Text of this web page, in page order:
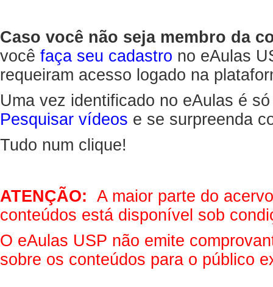
Caso você não seja membro da
você faça seu cadastro no eAulas
requeiram acesso logado na
Uma vez identificado no eAulas é
Pesquisar vídeos e se surpreenda
Tudo num clique!
ATENÇÃO: A maior parte do
conteúdos está disponível sob
O eAulas USP não emite
sobre os conteúdos para o público